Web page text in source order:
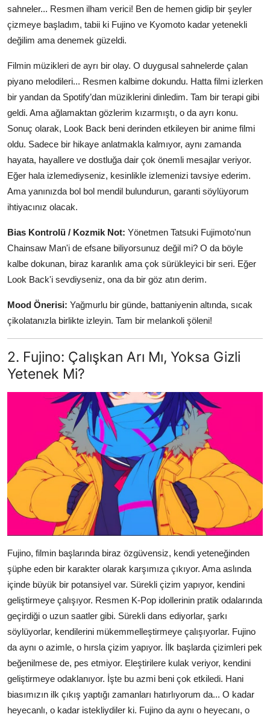
sahneler... Resmen ilham verici! Ben de hemen gidip bir şeyler
çizmeye başladım, tabii ki Fujino ve Kyomoto kadar yetenekli
değilim ama denemek güzeldi.
Filmin müzikleri de ayrı bir olay. O duygusal sahnelerde çalan
piyano melodileri... Resmen kalbime dokundu. Hatta filmi izlerken
bir yandan da Spotify’dan müziklerini dinledim. Tam bir terapi gibi
geldi. Ama ağlamaktan gözlerim kızarmıştı, o da ayrı konu.
Sonuç olarak, Look Back beni derinden etkileyen bir anime filmi
oldu. Sadece bir hikaye anlatmakla kalmıyor, aynı zamanda
hayata, hayallere ve dostluğa dair çok önemli mesajlar veriyor.
Eğer hala izlemediyseniz, kesinlikle izlemenizi tavsiye ederim.
Ama yanınızda bol bol mendil bulundurun, garanti söylüyorum
ihtiyacınız olacak.
Bias Kontrolü / Kozmik Not: Yönetmen Tatsuki Fujimoto'nun
Chainsaw Man'i de efsane biliyorsunuz değil mi? O da böyle
kalbe dokunan, biraz karanlık ama çok sürükleyici bir seri. Eğer
Look Back'i sevdiyseniz, ona da bir göz atın derim.
Mood Önerisi: Yağmurlu bir günde, battaniyenin altında, sıcak
çikolatanızla birlikte izleyin. Tam bir melankoli şöleni!
2. Fujino: Çalışkan Arı Mı, Yoksa Gizli
Yetenek Mi?
Fujino, filmin başlarında biraz özgüvensiz, kendi yeteneğinden
şüphe eden bir karakter olarak karşımıza çıkıyor. Ama aslında
içinde büyük bir potansiyel var. Sürekli çizim yapıyor, kendini
geliştirmeye çalışıyor. Resmen K-Pop idollerinin pratik odalarında
geçirdiği o uzun saatler gibi. Sürekli dans ediyorlar, şarkı
söylüyorlar, kendilerini mükemmelleştirmeye çalışıyorlar. Fujino
da aynı o azimle, o hırsla çizim yapıyor. İlk başlarda çizimleri pek
beğenilmese de, pes etmiyor. Eleştirilere kulak veriyor, kendini
geliştirmeye odaklanıyor. İşte bu azmi beni çok etkiledi. Hani
biasımızın ilk çıkış yaptığı zamanları hatırlıyorum da... O kadar
heyecanlı, o kadar istekliydiler ki. Fujino da aynı o heyecanı, o